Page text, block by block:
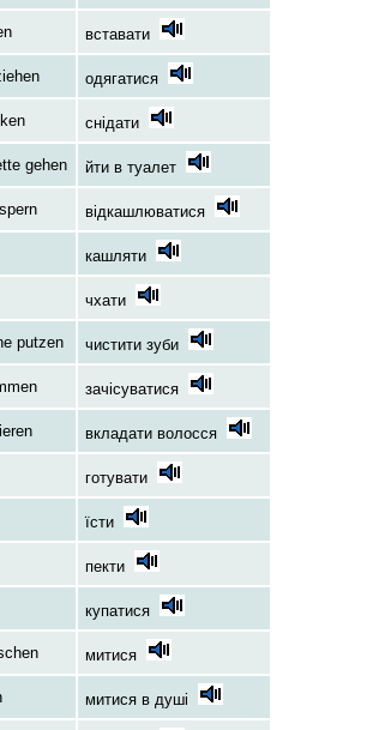
вставати
одягатися
снідати
gehen йти в туалет
відкашлюватися
кашляти
чхати
putzen чистити зуби
зачісуватися
вкладати волосся
готувати
їсти
пекти
купатися
митися
митися в душі